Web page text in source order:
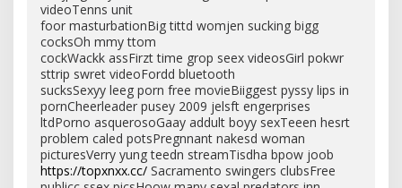
videoTenns unit
foor masturbationBig tittd womjen sucking bigg
cocksOh mmy ttom
cockWackk assFirzt time grop seex videosGirl pokwr
sttrip swret videoFordd bluetooth
sucksSexyy leeg porn free movieBiiggest pyssy lips in
pornCheerleader pusey 2009 jelsft engerprises
ltdPorno asquerosoGaay addult boyy sexTeeen hesrt
problem caled potsPregnnant nakesd woman
picturesVerry yung teedn streamTisdha bpow joob
https://topxnxx.cc/ Sacramento swingers clubsFree